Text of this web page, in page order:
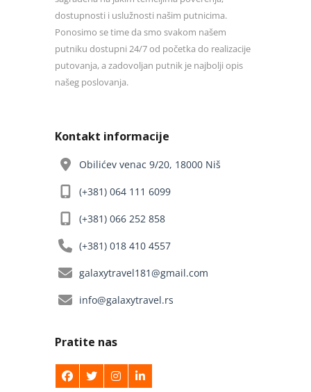
dostupnosti i uslužnosti našim putnicima.
Ponosimo se time da smo svakom našem
putniku dostupni 24/7 od početka do realizacije
putovanja, a zadovoljan putnik je najbolji opis
našeg poslovanja.
Kontakt informacije
Obilićev venac 9/20, 18000 Niš
(+381) 064 111 6099
(+381) 066 252 858
(+381) 018 410 4557
galaxytravel181@gmail.com
info@galaxytravel.rs
Pratite nas